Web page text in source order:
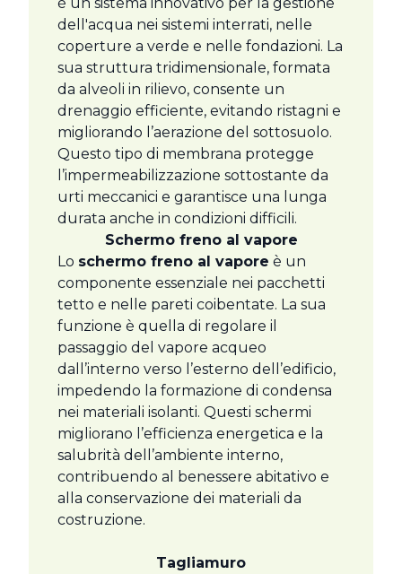
dell'acqua nei sistemi interrati, nelle
coperture a verde e nelle fondazioni. La
sua struttura tridimensionale, formata
da alveoli in rilievo, consente un
drenaggio efficiente, evitando ristagni e
migliorando l’aerazione del sottosuolo.
Questo tipo di membrana protegge
l’impermeabilizzazione sottostante da
urti meccanici e garantisce una lunga
durata anche in condizioni difficili.
Schermo freno al vapore
Lo schermo freno al vapore è un
componente essenziale nei pacchetti
tetto e nelle pareti coibentate. La sua
funzione è quella di regolare il
passaggio del vapore acqueo
dall’interno verso l’esterno dell’edificio,
impedendo la formazione di condensa
nei materiali isolanti. Questi schermi
migliorano l’efficienza energetica e la
salubrità dell’ambiente interno,
contribuendo al benessere abitativo e
alla conservazione dei materiali da
costruzione.
Tagliamuro